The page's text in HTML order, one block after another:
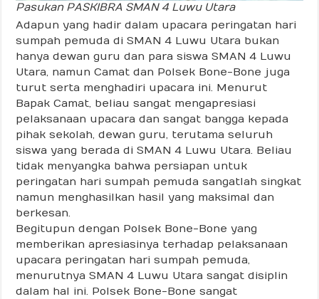
Pasukan PASKIBRA SMAN 4 Luwu Utara
Adapun yang hadir dalam upacara peringatan hari
sumpah pemuda di SMAN 4 Luwu Utara bukan
hanya dewan guru dan para siswa SMAN 4 Luwu
Utara, namun Camat dan Polsek Bone-Bone juga
turut serta menghadiri upacara ini. Menurut
Bapak Camat, beliau sangat mengapresiasi
pelaksanaan upacara dan sangat bangga kepada
pihak sekolah, dewan guru, terutama seluruh
siswa yang berada di SMAN 4 Luwu Utara. Beliau
tidak menyangka bahwa persiapan untuk
peringatan hari sumpah pemuda sangatlah singkat
namun menghasilkan hasil yang maksimal dan
berkesan.
Begitupun dengan Polsek Bone-Bone yang
memberikan apresiasinya terhadap pelaksanaan
upacara peringatan hari sumpah pemuda,
menurutnya SMAN 4 Luwu Utara sangat disiplin
dalam hal ini. Polsek Bone-Bone sangat